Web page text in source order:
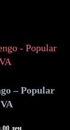
– Popular
ден